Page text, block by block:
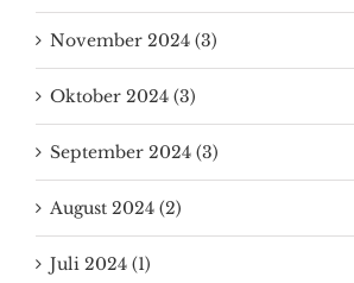
November 2024 (3)
Oktober 2024 (3)
September 2024 (3)
August 2024 (2)
Juli 2024 (1)